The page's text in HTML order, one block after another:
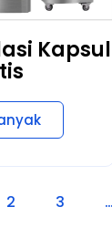
Kapsul
2 3 …